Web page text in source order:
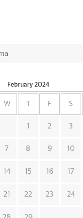
February 2024
W F S
1 2 3
7 8 9 10
14 15 16 17
21 22 23 24